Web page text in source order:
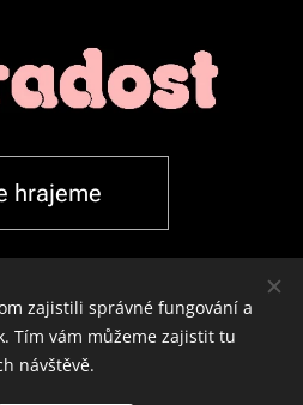
hrajeme
zajistili správné fungování a
Tím vám můžeme zajistit tu
návštěvě.